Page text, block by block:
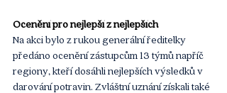
Ocenění pro nejlepší z nejlepších
Na akci bylo z rukou generální ředitelky
předáno ocenění zástupcům 13 týmů napříč
regiony, kteří dosáhli nejlepších výsledků v
darování potravin. Zvláštní uznání získali také